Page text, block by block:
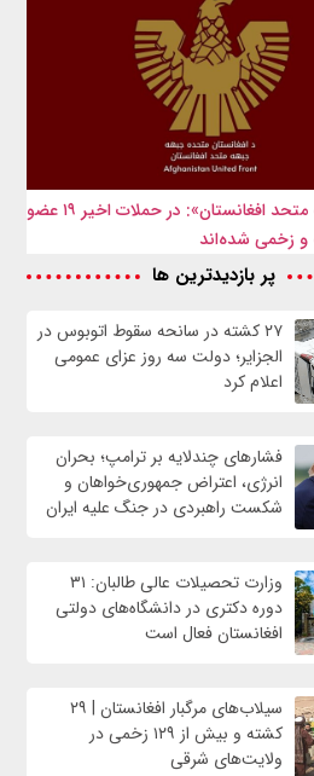
ادعای «جبهه متحد افغانستان»: در حملات اخیر ۱۹ عضو
و زخمی شده‌اند
پر بازدیدترین ها
۲۷ کشته در سانحه سقوط اتوبوس در
الجزایر؛ دولت سه روز عزای عمومی
اعلام کرد
فشارهای چندلایه بر ترامپ؛ بحران
انرژی، اعتراض جمهوری‌خواهان و
شکست راهبردی در جنگ علیه ایران
وزارت تحصیلات عالی طالبان: ۳۱
دوره دکتری در دانشگاه‌های دولتی
افغانستان فعال است
سیلاب‌های مرگبار افغانستان | ۲۹
کشته و بیش از ۱۲۹ زخمی در
ولایت‌های شرقی